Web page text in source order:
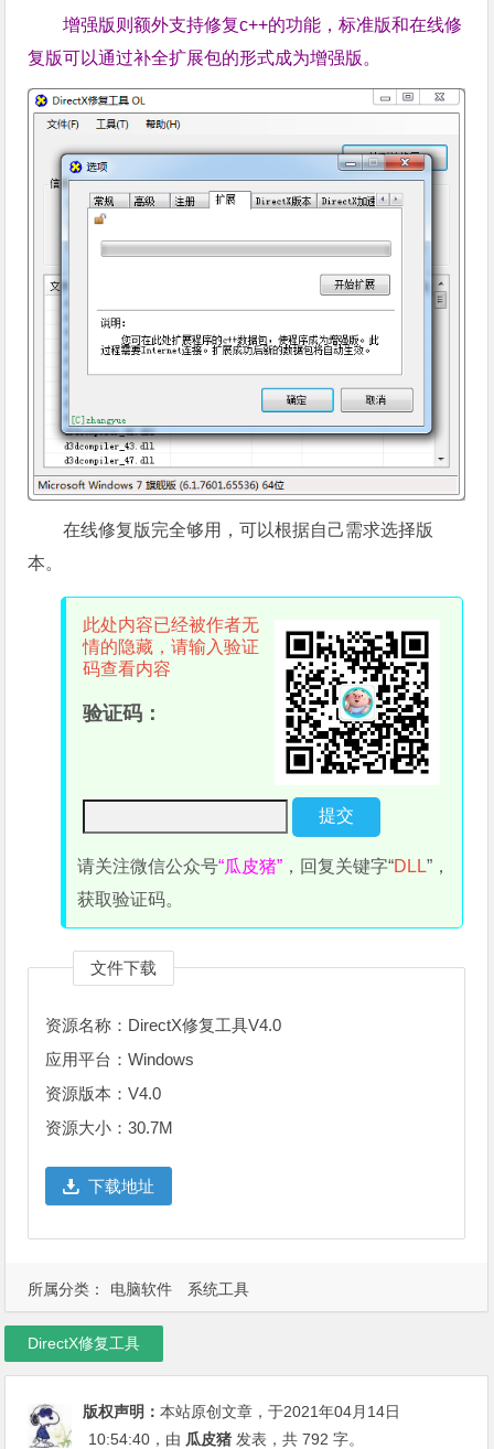
增强版则额外支持修复c++的功能，标准版和在线修
复版可以通过补全扩展包的形式成为增强版。
在线修复版完全够用，可以根据自己需求选择版
本。
此处内容已经被作者无
情的隐藏，请输入验证
码查看内容
验证码：
请关注微信公众号“瓜皮猪” ，回复关键字“DLL”，
获取验证码。
文件下载
资源名称：DirectX修复工具V4.0
应用平台：Windows
资源版本：V4.0
资源大小：30.7M
下载地址
所属分类： 电脑软件 系统工具
DirectX修复工具
版权声明：本站原创文章，于2021年04月14日
10:54:40 ，由 瓜皮猪 发表，共 792 字。